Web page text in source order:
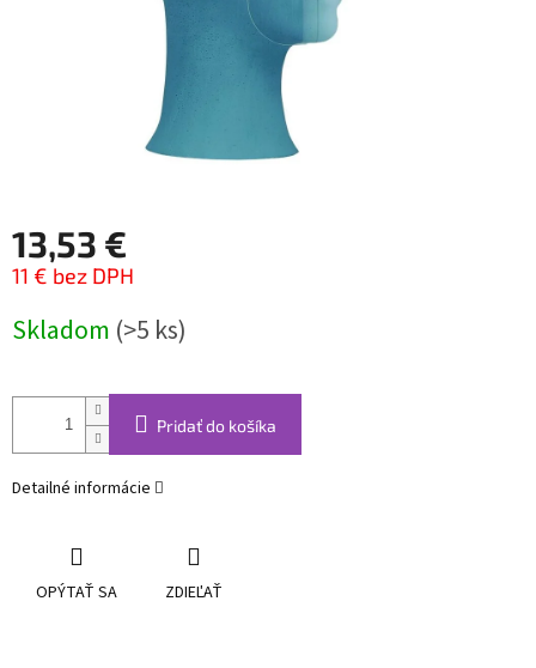
13,53 €
11 € bez DPH
cena:
Skladom (>5 ks)
Pridať do košíka
Detailné informácie
OPÝTAŤ SA ZDIEĽAŤ